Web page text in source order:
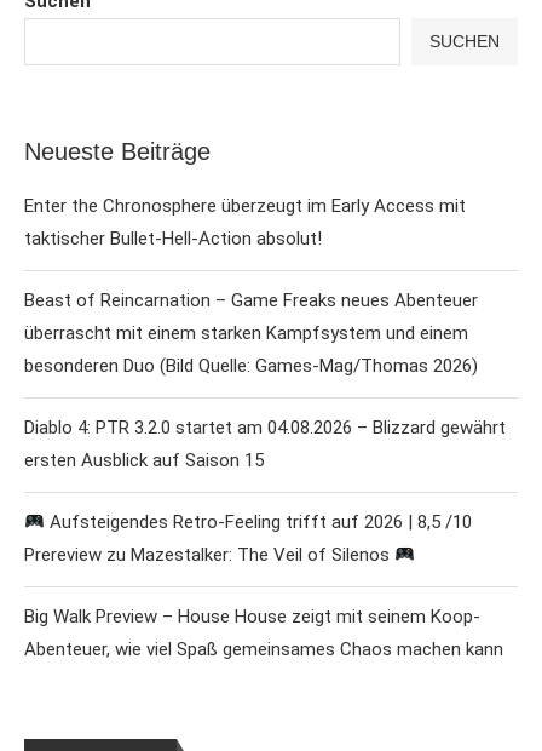
SUCHEN
Neueste Beiträge
Enter the Chronosphere überzeugt im Early Access mit
taktischer Bullet-Hell-Action absolut!
Beast of Reincarnation – Game Freaks neues Abenteuer
überrascht mit einem starken Kampfsystem und einem
besonderen Duo (Bild Quelle: Games-Mag/Thomas 2026)
Diablo 4: PTR 3.2.0 startet am 04.08.2026 – Blizzard gewährt
ersten Ausblick auf Saison 15
Aufsteigendes Retro-Feeling trifft auf 2026 | 8,5 /10
Prereview zu Mazestalker: The Veil of Silenos
Big Walk Preview – House House zeigt mit seinem Koop-
Abenteuer, wie viel Spaß gemeinsames Chaos machen kann